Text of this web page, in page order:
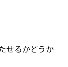
せるかどうか